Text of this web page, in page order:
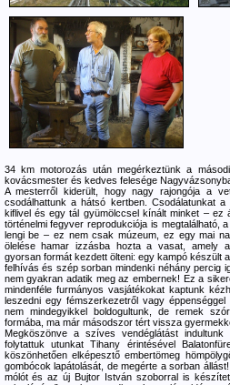
34 km motorozás után megérkeztünk a
kovácsmester és kedves felesége
A mesterről kiderült, hogy nagy rajongója a
csodálhattunk a hátsó kertben. Csodálatunkat
kiflivel és egy tál gyümölccsel kínált minket – ez
történelmi fegyver reprodukciója is megtalálható,
lengi be – ez nem csak múzeum, ez egy mai
ölelése hamar izzásba hozta a vasat, amely
gyorsan formát kezdett ölteni: egy kampó készült
felhívás és szép sorban mindenki néhány percig
nem gyakran adatik meg az embernek! Ez a
mindenféle furmányos vasjátékokat kaptunk
leszedni egy fémszerkezetről vagy
nem mindegyikkel boldogultunk, de remek
formába, ma már másodszor tért vissza
Megköszönve a szíves vendéglátást
folytattuk utunkat Tihany érintésével
köszönhetően elképesztő embertömeg
gombócok lapátolását, de megérte a sorban
mólót és az új Bujtor István szoborral is